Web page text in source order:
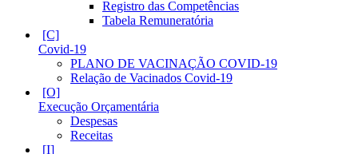
Registro das Competências
Tabela Remuneratória
Covid-19
PLANO DE VACINAÇÃO COVID-19
Relação de Vacinados Covid-19
Execução Orçamentária
Despesas
Receitas